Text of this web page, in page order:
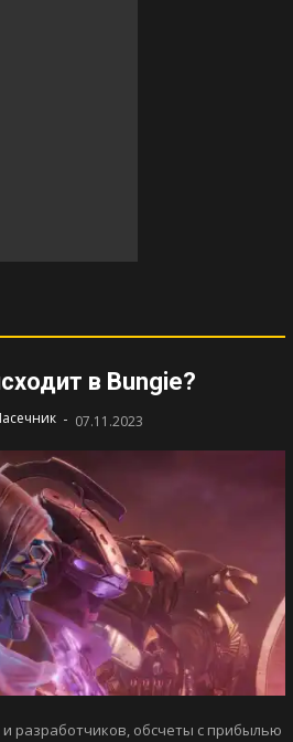
в Bungie?
- 07.11.2023
разработчиков, обсчеты с прибылью